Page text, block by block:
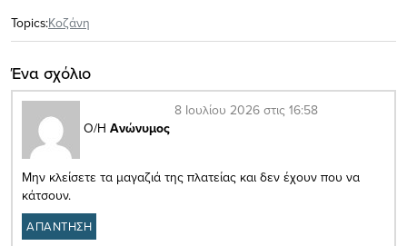
Topics:Κοζάνη
Ένα σχόλιο
Ο/Η Ανώνυμος
8 Ιουλίου 2026 στις 16:58
Μην κλείσετε τα μαγαζιά της πλατείας και δεν έχουν που να
κάτσουν.
ΑΠΑΝΤΗΣΗ